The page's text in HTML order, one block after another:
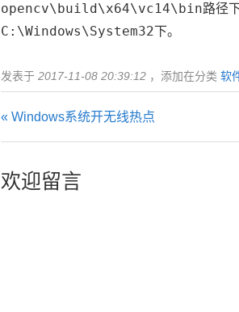
opencv\build\x64\vc14\bin路径
C:\Windows\System32下。
发表于 2017-11-08 20:39:12 ，添加在分类 软
« Windows系统开无线热点
欢迎留言